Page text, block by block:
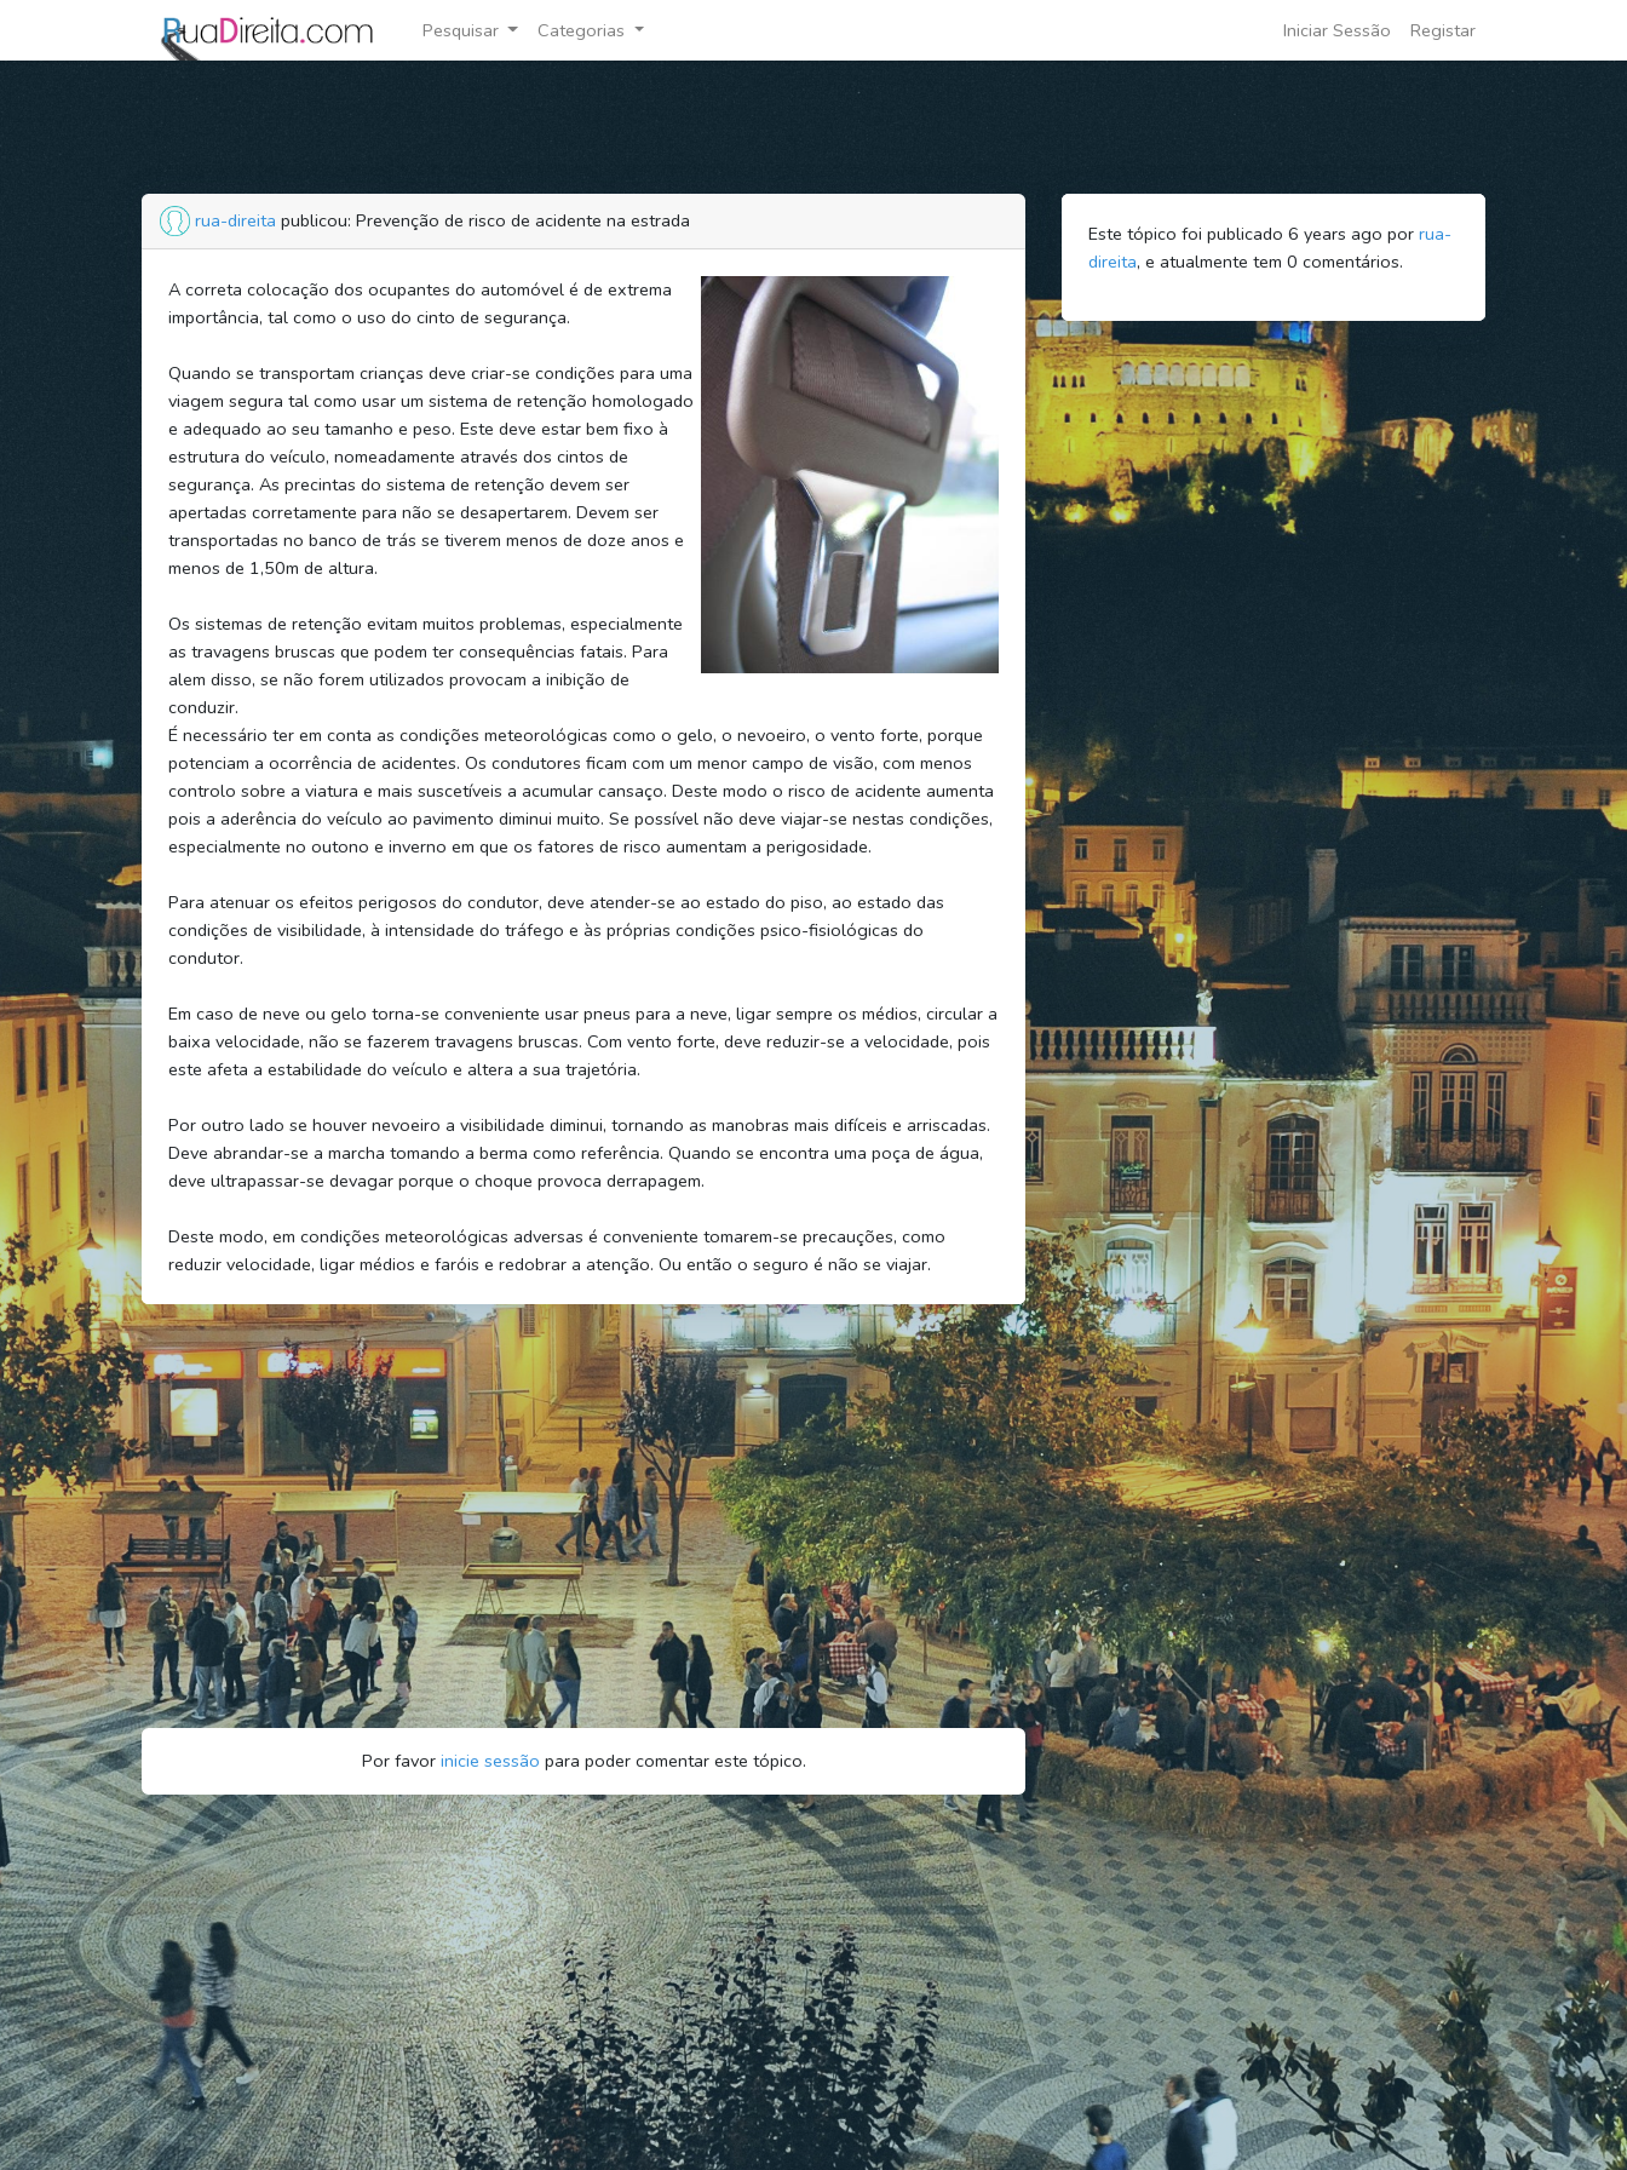
Pesquisar Categorias Iniciar Sessão Registar
rua-direita publicou: Prevenção de risco de acidente na estrada
A correta colocação dos ocupantes do automóvel é de extrema
importância, tal como o uso do cinto de segurança.
Quando se transportam crianças deve criar-se condições para uma
viagem segura tal como usar um sistema de retenção homologado
e adequado ao seu tamanho e peso. Este deve estar bem fixo à
estrutura do veículo, nomeadamente através dos cintos de
segurança. As precintas do sistema de retenção devem ser
apertadas corretamente para não se desapertarem. Devem ser
transportadas no banco de trás se tiverem menos de doze anos e
menos de 1,50m de altura.
Os sistemas de retenção evitam muitos problemas, especialmente
as travagens bruscas que podem ter consequências fatais. Para
alem disso, se não forem utilizados provocam a inibição de
conduzir.
É necessário ter em conta as condições meteorológicas como o gelo, o nevoeiro, o vento forte, porque
potenciam a ocorrência de acidentes. Os condutores ficam com um menor campo de visão, com menos
controlo sobre a viatura e mais suscetíveis a acumular cansaço. Deste modo o risco de acidente aumenta
pois a aderência do veículo ao pavimento diminui muito. Se possível não deve viajar-se nestas condições,
especialmente no outono e inverno em que os fatores de risco aumentam a perigosidade.
Para atenuar os efeitos perigosos do condutor, deve atender-se ao estado do piso, ao estado das
condições de visibilidade, à intensidade do tráfego e às próprias condições psico-fisiológicas do
condutor.
Em caso de neve ou gelo torna-se conveniente usar pneus para a neve, ligar sempre os médios, circular a
baixa velocidade, não se fazerem travagens bruscas. Com vento forte, deve reduzir-se a velocidade, pois
este afeta a estabilidade do veículo e altera a sua trajetória.
Por outro lado se houver nevoeiro a visibilidade diminui, tornando as manobras mais difíceis e arriscadas.
Deve abrandar-se a marcha tomando a berma como referência. Quando se encontra uma poça de água,
deve ultrapassar-se devagar porque o choque provoca derrapagem.
Deste modo, em condições meteorológicas adversas é conveniente tomarem-se precauções, como
reduzir velocidade, ligar médios e faróis e redobrar a atenção. Ou então o seguro é não se viajar.
Por favor inicie sessão para poder comentar este tópico.
Este tópico foi publicado 6 years ago por rua-
direita, e atualmente tem 0 comentários.